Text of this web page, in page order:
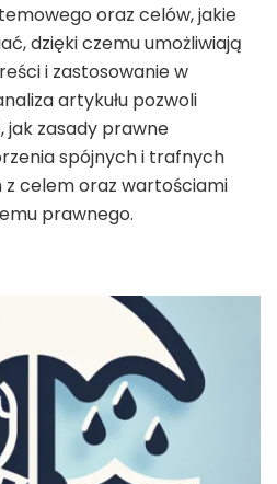
oraz celów, jakie
dzięki czemu umożliwiają
i zastosowanie w
artykułu pozwoli
jak zasady prawne
spójnych i trafnych
celem oraz wartościami
prawnego.